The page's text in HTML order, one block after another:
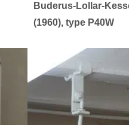
Buderus-Lollar-
(1960), type P40W